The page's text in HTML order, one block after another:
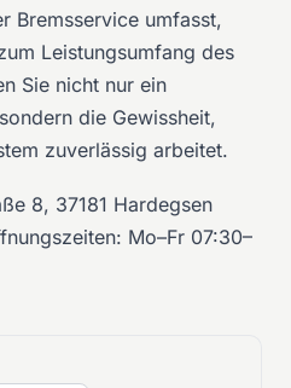
Bremsservice umfasst,
Leistungsumfang des
Sie nicht nur ein
die Gewissheit,
zuverlässig arbeitet.
8, 37181 Hardegsen
Mo–Fr 07:30–